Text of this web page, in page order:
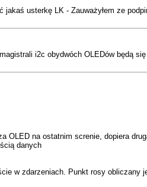
usterkę LK - Zauważyłem ze
i2c obydwóch OLEDów będą
OLED na ostatnim screnie, dopiera
danych
w zdarzeniach. Punkt rosy